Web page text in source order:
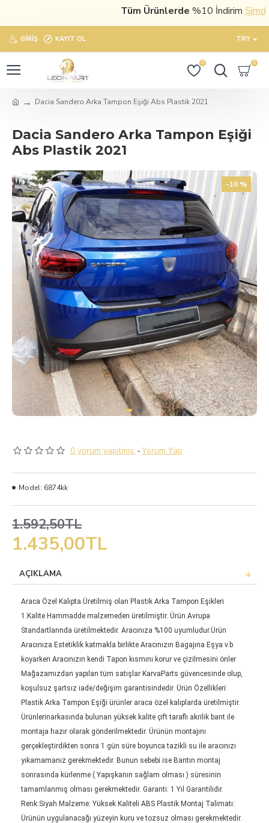
Tüm Ürünlerde%10 İndirimŞimdi
GIRIŞ KAYIT OL TRY
0 0
Dacia Sandero Arka Tampon Eşiği Abs Plastik 2021
Dacia Sandero Arka Tampon Eşiği
Abs Plastik 2021
-10 %
0 yorum yapılmış. -Yorum Yap
1.435,00TL
1.592,50TL
Model: 6874kk
AÇIKLAMA
Araca Özel Kalıpta Üretilmiş olan Plastik Arka Tampon Eşikleri
1.Kalite Hammadde malzemeden üretilmiştir. Ürün Avrupa
Standartlarında üretilmektedir. Aracınıza %100 uyumludur.Ürün
Aracınıza Estetiklik katmakla birlikte Aracınızın Bagajına Eşya v.b
koyarken Aracınızın kendi Tapon kısmını korur ve çizilmesini önler
Mağazamızdan yapılan tüm satışlar KarvaParts güvencesinde olup,
koşulsuz şartsız iade/değişim garantisindedir. Ürün Özellikleri:
Plastik Arka Tampon Eşiği ürünler araca özel kalıplarda üretilmiştir.
Ürünlerinarkasında bulunan yüksek kalite çift taraflı akrilik bant ile
montaja hazır olarak gönderilmektedir. Ürünün montajını
gerçekleştirdikten sonra 1 gün süre boyunca tazikli su ile aracınızı
yıkamamanız gerekmektedir. Bunun sebebi ise Bantın montaj
sonrasında kürlenme ( Yapışkanın sağlam olması ) süresinin
tamamlanmış olması gerekmektedir. Garanti: 1 Yıl Garantilidir.
Renk:Siyah Malzeme: Yüksek Kaliteli ABS Plastik Montaj Talimatı:
Ürünün uygulanacağı yüzeyin kuru ve tozsuz olması gerekmektedir.